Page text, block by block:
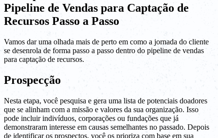
Pipeline de Vendas para Captação de
Recursos Passo a Passo
Vamos dar uma olhada mais de perto em como a jornada do cliente
se desenrola de forma passo a passo dentro do pipeline de vendas
para captação de recursos.
Prospecção
Nesta etapa, você pesquisa e gera uma lista de potenciais doadores
que se alinham com a missão e valores da sua organização. Isso
pode incluir indivíduos, corporações ou fundações que já
demonstraram interesse em causas semelhantes no passado. Depois
de identificar os prospectos, você os prioriza com base em sua